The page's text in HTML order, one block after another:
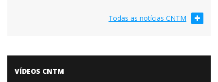
Todas as notícias CNTM
VÍDEOS CNTM